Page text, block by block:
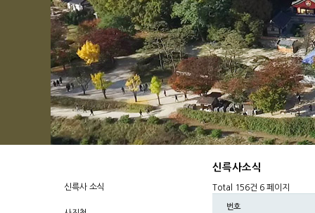
신륵사 소식
신륵사소식
Total 156건 6 페이지
번호